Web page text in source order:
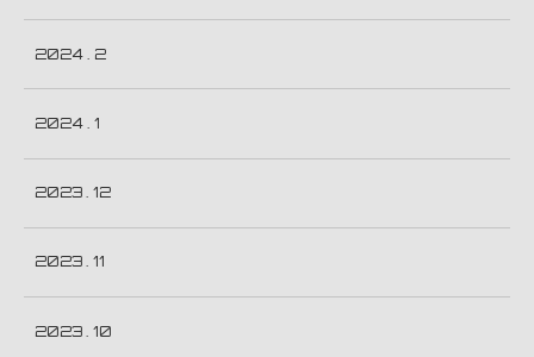
2024 . 2
2024 . 1
2023 . 12
2023 . 11
2023 . 10